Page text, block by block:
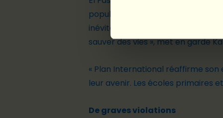
population
. La récente
inévitable qui se profile sous nos
sauver des vies »,met en garde
« Plan International réaffirme
leur avenir. Les écoles primaires
De gravesviolations